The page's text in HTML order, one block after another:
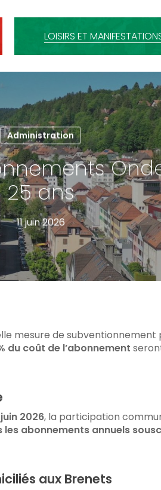
LOISIRS ET
Administration
25 ans
11 juin 2026
mesure de
du coût de l’abonnement
2026, la participation
les abonnements annuels
aux Brenets